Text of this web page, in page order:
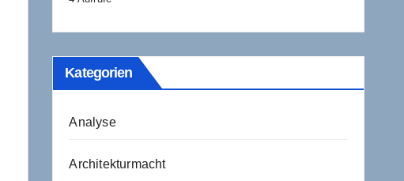
Kategorien
Analyse
Architekturmacht